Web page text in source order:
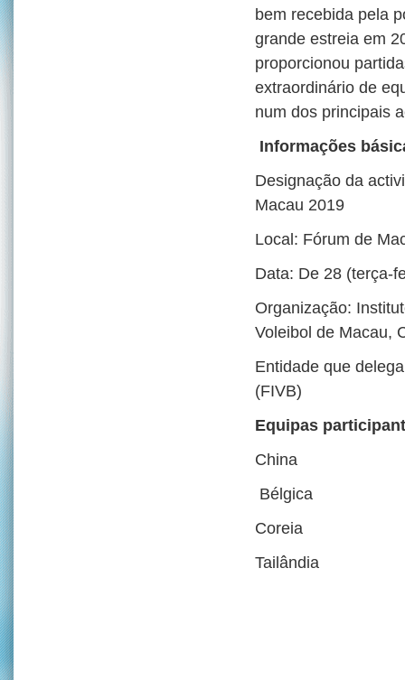
bem recebida pela
grande estreia em
proporcionou
extraordinário de
num dos principais
Informações
Designação da
Macau 2019
Local: Fórum de
Data: De 28 (terça-
Organização:
Voleibol de Macau,
Entidade que
(FIVB)
Equipas
China
Bélgica
Coreia
Tailândia